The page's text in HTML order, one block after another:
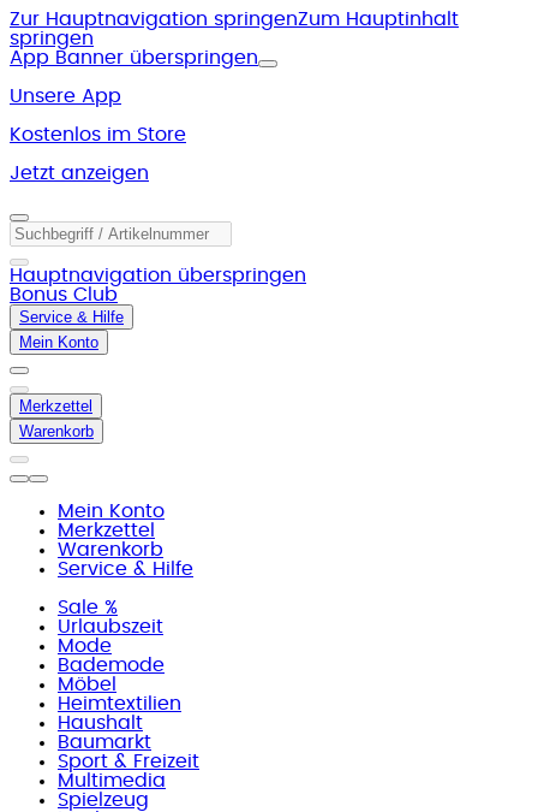
Zur Hauptnavigation springenZum Hauptinhalt
springen
App Banner überspringen
Unsere App
Kostenlos im Store
Jetzt anzeigen
Hauptnavigation überspringen
Bonus Club
Service & Hilfe
Mein Konto
Merkzettel
Warenkorb
Mein Konto
Merkzettel
Warenkorb
Service & Hilfe
Sale %
Urlaubszeit
Mode
Bademode
Möbel
Heimtextilien
Haushalt
Baumarkt
Sport & Freizeit
Multimedia
Spielzeug